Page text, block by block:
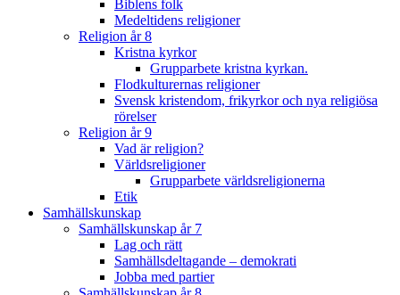
Biblens folk
Medeltidens religioner
Religion år 8
Kristna kyrkor
Grupparbete kristna kyrkan.
Flodkulturernas religioner
Svensk kristendom, frikyrkor och nya religiösa
rörelser
Religion år 9
Vad är religion?
Världsreligioner
Grupparbete världsreligionerna
Etik
Samhällskunskap
Samhällskunskap år 7
Lag och rätt
Samhällsdeltagande – demokrati
Jobba med partier